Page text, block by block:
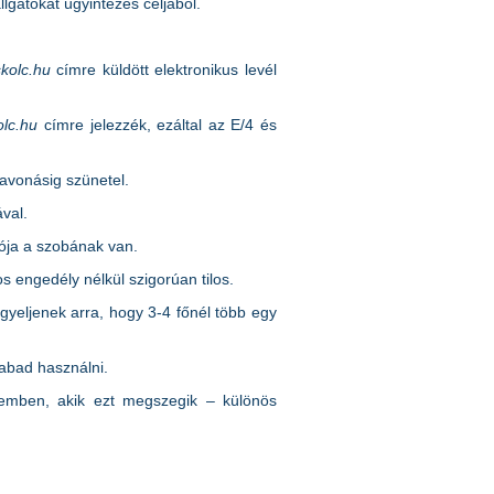
címre küldött elektronikus levél
címre jelezzék, ezáltal az E/4 és
szünetel.
a szobának van.
engedély nélkül szigorúan tilos.
arra, hogy 3-4 főnél több egy
használni.
akik ezt megszegik – különös